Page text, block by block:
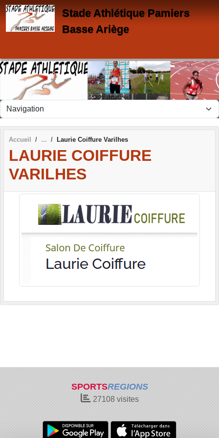
Stade Athlétique Pamiers
Basse Ariège
Accueil Laurie Coiffure Varilhes
LAURIE COIFFURE
VARILHES
SPORTSREGIONS
27108visites
Panneau de gestion des cookies